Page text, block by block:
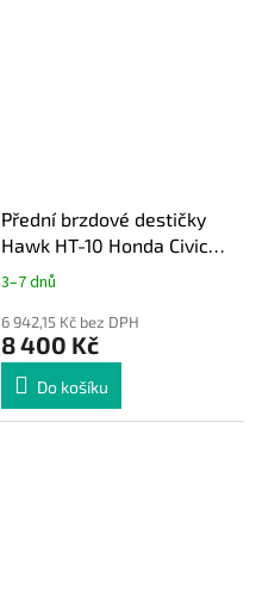
Přední brzdové destičky
Hawk HT-10 Honda Civic
Type-R FK2 / FK8
3–7 dnů
6 942,15 Kč bez DPH
8 400 Kč
Do košíku